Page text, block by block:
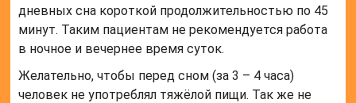
дневных сна короткой продолжительностью по 45
минут. Таким пациентам не рекомендуется работа
в ночное и вечернее время суток.
Желательно, чтобы перед сном (за 3 – 4 часа)
человек не употреблял тяжёлой пищи. Так же не